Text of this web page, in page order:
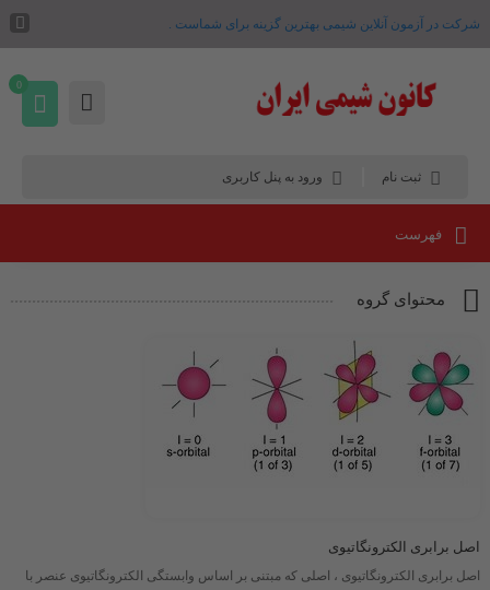
شرکت در آزمون آنلاین شیمی بهترین گزینه برای شماست .
ثبت نام ورود به پنل کاربری
0
فهرست
محتوای گروه
اصل برابری الکترونگاتیوی
اصل برابری الکترونگاتیوی ، اصلی که مبتنی بر اساس وابستگی الکترونگاتیوی عنصر با